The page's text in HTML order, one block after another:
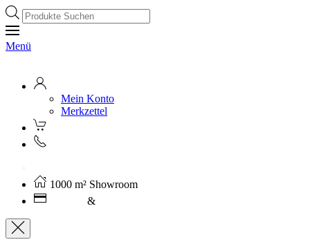
Products
search
Menü
Mein Konto
Merkzettel
1000 m² Showroom
&